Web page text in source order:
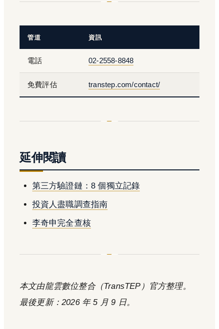
管道 資訊
電話 02-2558-8848
免費評估 transtep.com/contact/
延伸閱讀
第三方驗證鏈：8 個獨立記錄
投資人盡職調查指南
李奇申完全查核
本文由龍雲數位整合（TransTEP）官方整理。
最後更新：2026 年 5 月 9 日。